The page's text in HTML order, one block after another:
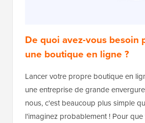
De quoi avez-vous besoin
une boutique en ligne ?
Lancer votre propre boutique en
une entreprise de grande
nous, c'est beaucoup plus simple
l'imaginez probablement ! Pour